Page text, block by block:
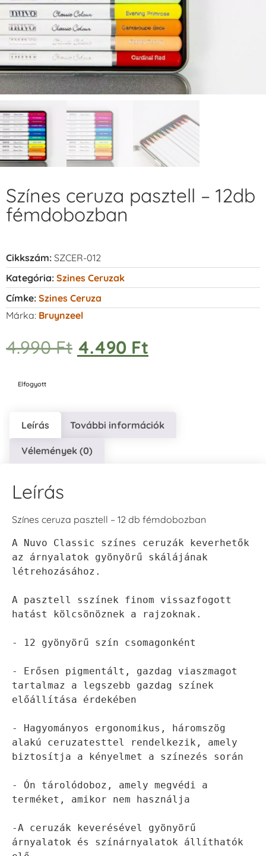
Színes ceruza pasztell – 12db
fémdobozban
Cikkszám: SZCER-012
Kategória: Szines Ceruzak
Címke: Szines Ceruza
Márka: Bruynzeel
4.990Ft 4.490 Ft
Elfogyott
Leírás További információk
Vélemények (0)
Leírás
Színes ceruza pasztell – 12 db fémdobozban
A Nuvo Classic színes ceruzák keverhetők
az árnyalatok gyönyörű skálájának
létrehozásához.
A pasztell sszínek finom vissazfogott
- 12 gyönyörű szín csomagonként
- Erősen pigmentált, gazdag viaszmagot
tartalmaz a legszebb gazdag színek
előállítása érdekében
- Hagyományos ergonomikus, háromszög
alakú ceruzatesttel rendelkezik, amely
biztosítja a kényelmet a színezés során
- Ón tárolódoboz, amely megvédi a
terméket, amikor nem használja
-A ceruzák keverésével gyönyörű
árnyalatok és színárnyalatok állíthatók